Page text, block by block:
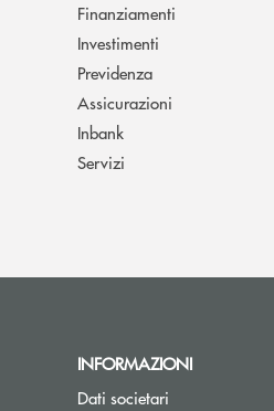
Finanziamenti
Investimenti
Previdenza
Assicurazioni
Inbank
Servizi
INFORMAZIONI
Dati societari